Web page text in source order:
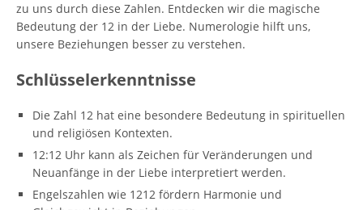
zu uns durch diese Zahlen. Entdecken wir die magische
Bedeutung der 12 in der Liebe. Numerologie hilft uns,
unsere Beziehungen besser zu verstehen.
Schlüsselerkenntnisse
Die Zahl 12 hat eine besondere Bedeutung in spirituellen
und religiösen Kontexten.
12:12 Uhr kann als Zeichen für Veränderungen und
Neuanfänge in der Liebe interpretiert werden.
Engelszahlen wie 1212 fördern Harmonie und